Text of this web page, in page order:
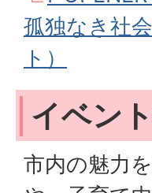
孤独なき社
ト）
イベン
市内の魅力